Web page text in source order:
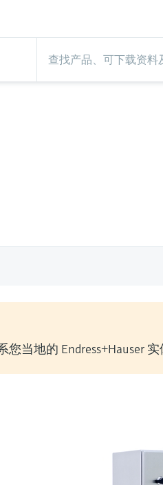
当地的 Endress+Hauser